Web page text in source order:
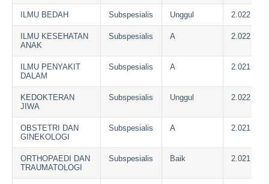
ILMU BEDAH Subspesialis Unggul 2.022
ILMU KESEHATAN
ANAK
Subspesialis A 2.022
ILMU PENYAKIT
DALAM
Subspesialis A 2.021
KEDOKTERAN
JIWA
Subspesialis Unggul 2.022
OBSTETRI DAN
GINEKOLOGI
Subspesialis A 2.021
ORTHOPAEDI DAN
TRAUMATOLOGI
Subspesialis Baik 2.021